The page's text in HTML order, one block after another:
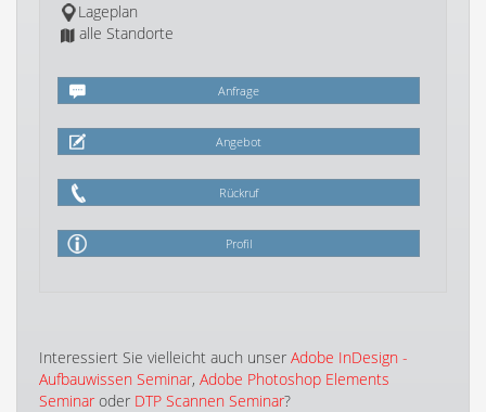
Lageplan
alle Standorte
Anfrage
Angebot
Rückruf
Profil
Interessiert Sie vielleicht auch unser Adobe InDesign -
Aufbauwissen Seminar, Adobe Photoshop Elements
Seminar oder DTP Scannen Seminar?